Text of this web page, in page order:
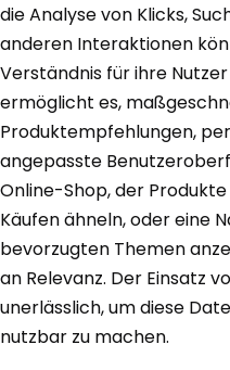
die Analyse von Klicks,
anderen Interaktionen
Verständnis für ihre
ermöglicht es,
Produktempfehlungen,
angepasste
Online-Shop, der
Käufen ähneln, oder eine
bevorzugten Themen
an Relevanz. Der Einsatz
unerlässlich, um diese
nutzbar zu machen.